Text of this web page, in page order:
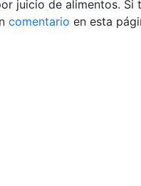
juicio de alimentos. Si
comentario en esta